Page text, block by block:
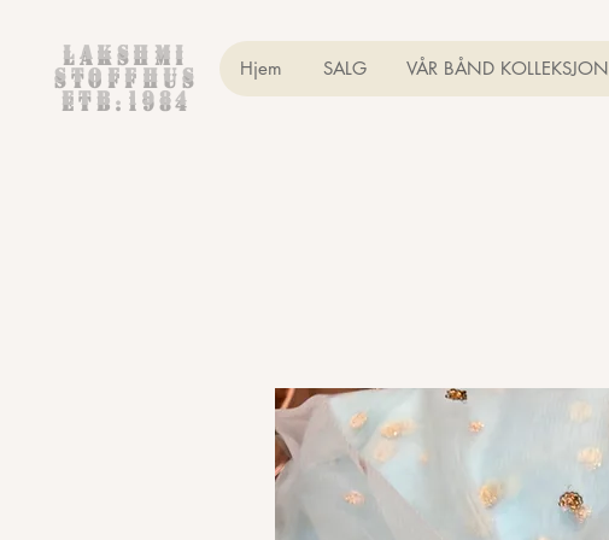
Lakshmi
Stoffhus
etb.1984
Hjem SALG VÅR BÅND KOLLEKSJON